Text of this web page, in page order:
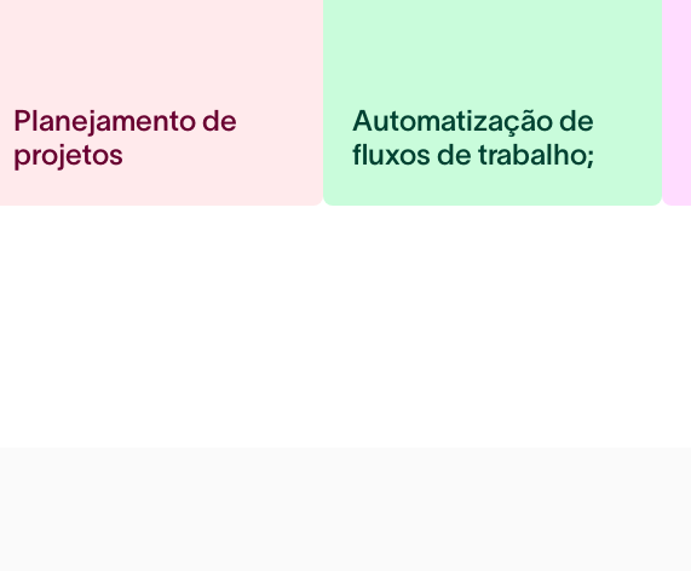
Planejamento de
projetos
Automatização de
fluxos de trabalho;